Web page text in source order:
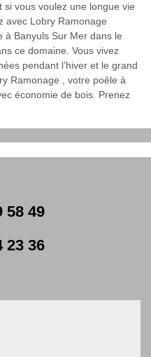
si vous voulez une longue vie
avec Lobry Ramonage
à Banyuls Sur Mer dans le
ce domaine. Vous vivez
pendant l’hiver et le grand
Ramonage , votre poêle à
économie de bois. Prenez
58 49
23 36